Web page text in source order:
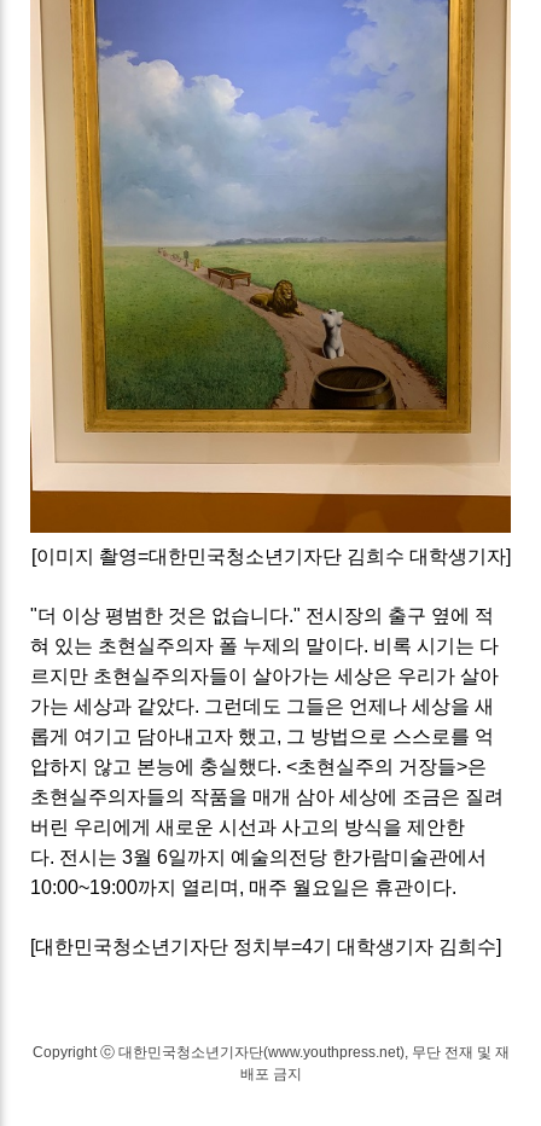
[이미지 촬영=대한민국청소년기자단 김희수 대학생기자]
"더 이상 평범한 것은 없습니다." 전시장의 출구 옆에 적
혀 있는 초현실주의자 폴 누제의 말이다. 비록 시기는 다
르지만 초현실주의자들이 살아가는 세상은 우리가 살아
가는 세상과 같았다. 그런데도 그들은 언제나 세상을 새
롭게 여기고 담아내고자 했고, 그 방법으로 스스로를 억
압하지 않고 본능에 충실했다. <초현실주의 거장들>은
초현실주의자들의 작품을 매개 삼아 세상에 조금은 질려
버린 우리에게 새로운 시선과 사고의 방식을 제안한
다. 전시는 3월 6일까지 예술의전당 한가람미술관에서
10:00~19:00까지 열리며, 매주 월요일은 휴관이다.
[대한민국청소년기자단 정치부=4기 대학생기자 김희수]
Copyright ⓒ 대한민국청소년기자단(www.youthpress.net), 무단 전재 및 재
배포 금지